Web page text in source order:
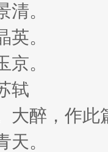
。
。
。
轼
大醉，作
。